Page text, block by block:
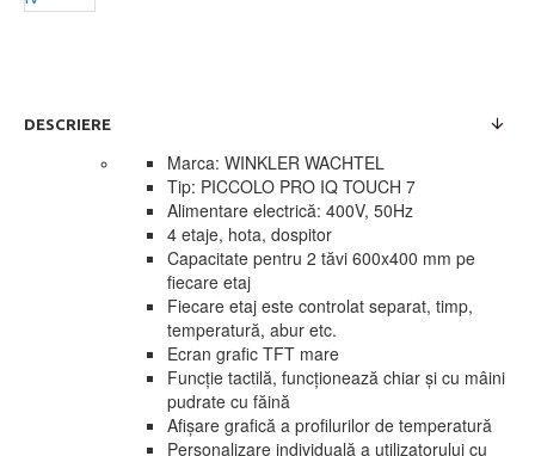
DESCRIERE
Marca: WINKLER WACHTEL
Tip: PICCOLO PRO IQ TOUCH 7
Alimentare electrică: 400V, 50Hz
4 etaje, hota, dospitor
Capacitate pentru 2 tăvi 600x400 mm pe
fiecare etaj
Fiecare etaj este controlat separat, timp,
temperatură, abur etc.
Ecran grafic TFT mare
Funcție tactilă, funcționează chiar și cu mâini
pudrate cu făină
Afișare grafică a profilurilor de temperatură
Personalizare individuală a utilizatorului cu